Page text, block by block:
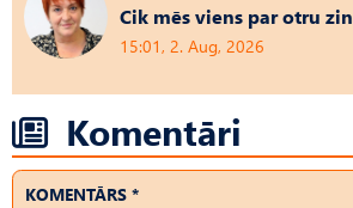
Cik mēs viens par otru
15:01, 2. Aug, 2026
Komentāri
KOMENTĀRS *